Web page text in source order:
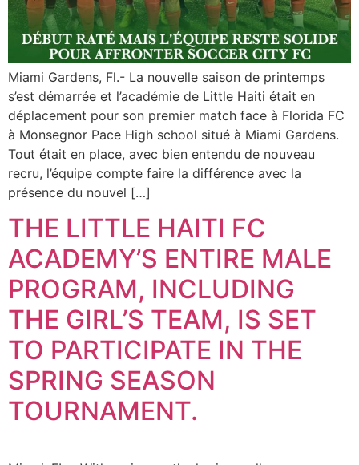
Miami Gardens, Fl.- La nouvelle saison de printemps
s’est démarrée et l’académie de Little Haiti était en
déplacement pour son premier match face à Florida FC
à Monsegnor Pace High school situé à Miami Gardens.
Tout était en place, avec bien entendu de nouveau
recru, l’équipe compte faire la différence avec la
présence du nouvel […]
THE LITTLE HAITI FC
ACADEMY’S ENTIRE MALE
PROGRAM, INCLUDING
THE GIRL’S TEAM, IS SET
TO PARTICIPATE IN THE
SPRING SEASON
TOURNAMENT.